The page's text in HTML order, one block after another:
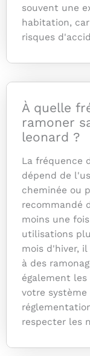
souvent une
habitation,
risques
À quelle
ramoner
leonard ?
La fréquence
dépend de
cheminée ou
recommandé
moins une
utilisations
mois d'hiver,
à des
également
votre
respecter les